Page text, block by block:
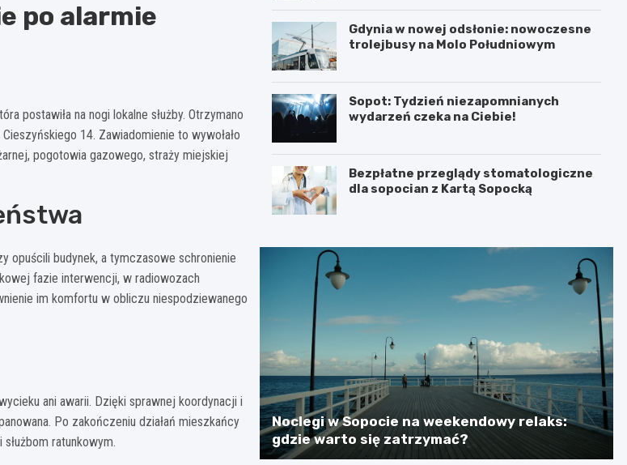
po alarmie
postawiła na nogi lokalne służby. Otrzymano
14. Zawiadomienie to wywołało
pogotowia gazowego, straży miejskiej
budynek, a tymczasowe schronienie
fazie interwencji, w radiowozach
im komfortu w obliczu niespodziewanego
ani awarii. Dzięki sprawnej koordynacji i
Po zakończeniu działań mieszkańcy
ratunkowym.
Gdynia w nowej odsłonie: nowoczesne
trolejbusy na Molo Południowym
Sopot: Tydzień niezapomnianych
wydarzeń czeka na Ciebie!
Bezpłatne przeglądy stomatologiczne
dla sopocian z Kartą Sopocką
Noclegi w Sopocie na weekendowy relaks:
gdzie warto się zatrzymać?